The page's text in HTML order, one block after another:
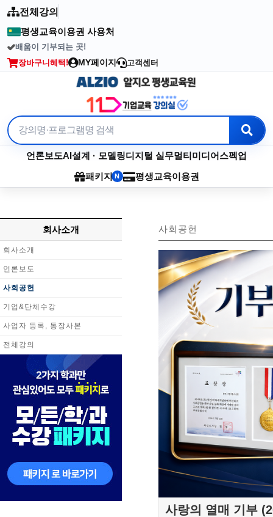
전체강의
평생교육이용권 사용처
배움이 기부되는 곳!
2003년부터 이어온 수강료 기부
장바구니 혜택! MY페이지 고객센터
언론보도AI설계 · 모델링디지털 실무멀티미디어스펙업
패키지 N 평생교육이용권
회사소개
회사소개
언론보도
사회공헌
기업&단체수강
사업자 등록, 통장사본
전체강의
사회공헌
사랑의 열매 기부